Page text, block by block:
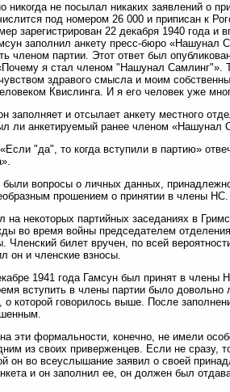
никогда не посылал никаких заявлений о
под номером 26 000 и приписан к
зарегистрирован 22 декабря 1940 года
заполнил анкету пресс-бюро «Нашунал
членом партии. Этот ответ был
я стал членом "Нашунал Самлинг"».
здравого смысла и моим
Квислинга. И я его человек уже
заполняет и отсылает анкету местного
ли анкетируемый ранее членом «Нашунал
"да", то когда вступили в партию»
были вопросы о личных данных,
прошением о принятии в члены НС.
на некоторых партийных заседаниях в
во время войны председателем
Членский билет вручен, по всей
он и членские взносы.
1941 года Гамсун был принят в члены
вступить в члены партии было
о которой говорилось выше. После
эти формальности, конечно, не имели
из своих приверженцев. Если не сразу,
он во всеуслышание заявил о своей
и он заполнил ее, он должен был